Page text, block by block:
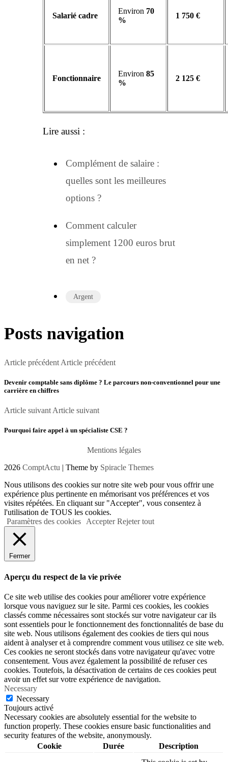
Salarié cadre
Environ 70
%
1 750 €
Fonctionnaire
Environ 85
%
2 125 €
Lire aussi :
Complément de salaire :
quelles sont les meilleures
options ?
Comment calculer
simplement 1200 euros brut
en net ?
Argent
Posts navigation
Article précédent Article précédent
Devenir comptable sans diplôme ? Le parcours non-conventionnel pour une
carrière en chiffres
Article suivant Article suivant
Pourquoi faire appel à un spécialiste CSE ?
Mentions légales
2026 ComptActu | Theme by Spiracle Themes
Nous utilisons des cookies sur notre site web pour vous offrir une
expérience plus pertinente en mémorisant vos préférences et vos
visites répétées. En cliquant sur "Accepter", vous consentez à
l'utilisation de TOUS les cookies.
Paramètres des cookies
Accepter Rejeter tout
Fermer
Aperçu du respect de la vie privée
Ce site web utilise des cookies pour améliorer votre expérience
lorsque vous naviguez sur le site. Parmi ces cookies, les cookies
classés comme nécessaires sont stockés sur votre navigateur car ils
sont essentiels pour le fonctionnement des fonctionnalités de base du
site web. Nous utilisons également des cookies de tiers qui nous
aident à analyser et à comprendre comment vous utilisez ce site web.
Ces cookies ne seront stockés dans votre navigateur qu'avec votre
consentement. Vous avez également la possibilité de refuser ces
cookies. Toutefois, la désactivation de certains de ces cookies peut
avoir un effet sur votre expérience de navigation.
Necessary
Necessary
Toujours activé
Necessary cookies are absolutely essential for the website to
function properly. These cookies ensure basic functionalities and
security features of the website, anonymously.
Cookie
Durée
Description